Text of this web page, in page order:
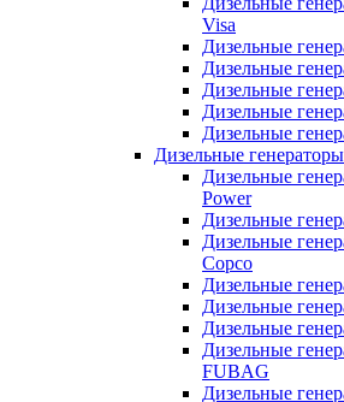
Visa
Дизельные
Дизельные
Дизельные
Дизельные
Дизельные
Дизельные
Дизельные
Power
Дизельные
Дизельные
Copco
Дизельные
Дизельные
Дизельные
Дизельные
FUBAG
Дизельные